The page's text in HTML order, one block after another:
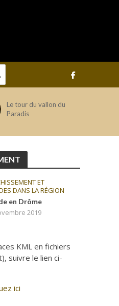
Le tour du vallon du
Paradis
ET
DANS LA RÉGION
en Drôme
2019
KML en fichiers
suivre le lien ci-
ici